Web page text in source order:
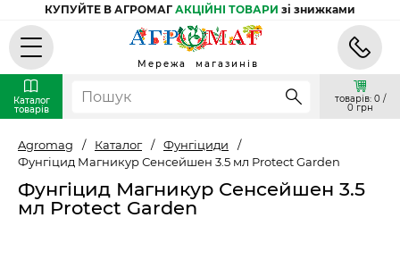
КУПУЙТЕ В АГРОМАГ АКЦІЙНІ ТОВАРИ зі знижками
Мережа магазинів
Каталог
товарів
товарів: 0 /
0 грн
Agromag / Каталог / Фунгіциди
/
Фунгіцид Магникур Сенсейшен 3.5 мл Protect Garden
Фунгіцид Магникур Сенсейшен 3.5
мл Protect Garden